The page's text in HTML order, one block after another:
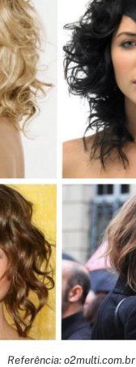
Referência: o2multi.com.br